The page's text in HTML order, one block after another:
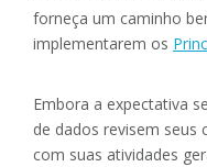
forneça um caminho
implementarem os
Embora a expectativa
de dados revisem seus
com suas atividades